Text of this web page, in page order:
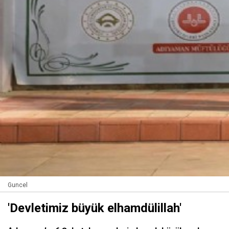
Guncel
'Devletimiz büyük elhamdülillah'